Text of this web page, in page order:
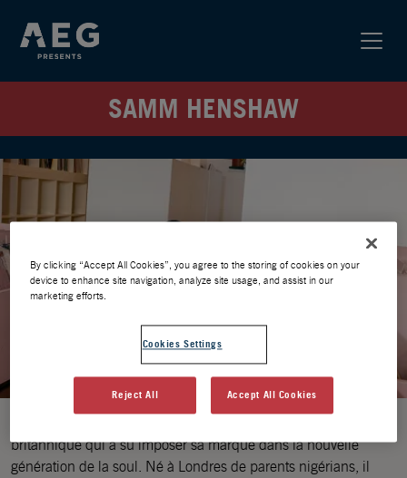
SAMM HENSHAW
britannique qui a su imposer sa marque dans la nouvelle
génération de la soul. Né à Londres de parents nigérians, il
By clicking “Accept All Cookies”, you agree to the storing of cookies on your
device to enhance site navigation, analyze site usage, and assist in our
marketing efforts.
Cookies Settings
Reject All Accept All Cookies